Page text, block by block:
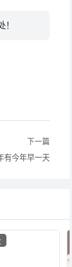
下一篇
有今年早一天